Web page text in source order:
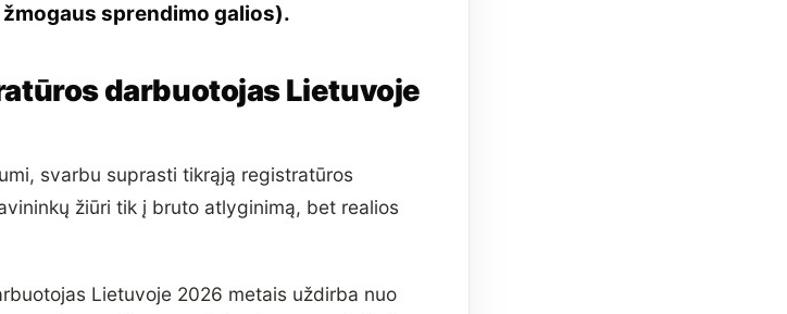
sprendimo galios).
darbuotojas Lietuvoje
svarbu suprasti tikrąją registratūros
žiūri tik į bruto atlyginimą, bet realios
Lietuvoje 2026 metais uždirba nuo